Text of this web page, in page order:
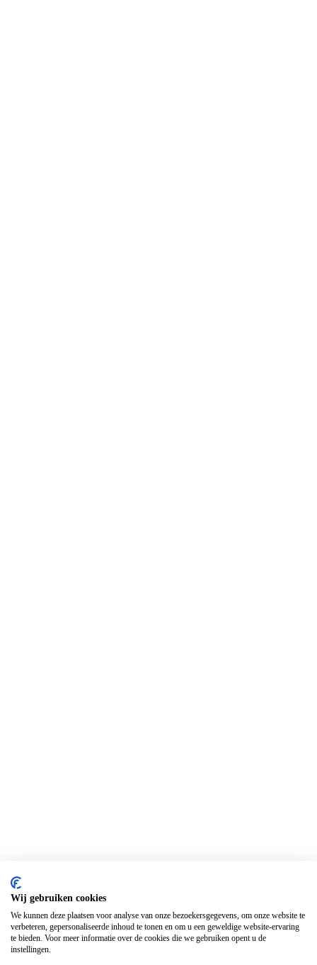
Wij gebruiken cookies
We kunnen deze plaatsen voor analyse van onze bezoekersgegevens, om onze website te
verbeteren, gepersonaliseerde inhoud te tonen en om u een geweldige website-ervaring
te bieden. Voor meer informatie over de cookies die we gebruiken opent u de
instellingen.